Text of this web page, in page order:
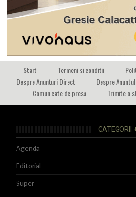
Start Termeni si conditii
Despre Anunturi Direct
Despre
Comunicate de presa
Trimite o
CATEGORII
Agenda
Editorial
Super